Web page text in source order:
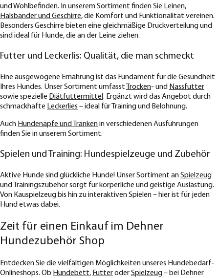
und Wohlbefinden. In unserem Sortiment finden Sie Leinen,
Halsbänder und Geschirre, die Komfort und Funktionalität vereinen.
Besonders Geschirre bieten eine gleichmäßige Druckverteilung und
sind ideal für Hunde, die an der Leine ziehen.
Futter und Leckerlis: Qualität, die man schmeckt
Eine ausgewogene Ernährung ist das Fundament für die Gesundheit
Ihres Hundes. Unser Sortiment umfasst
Trocken- und Nassfutter
sowie spezielle Diätfuttermittel . Ergänzt wird das Angebot durch
schmackhafte Leckerlies – ideal für Training und Belohnung.
Auch Hundenäpfe und Tränkenin verschiedenen Ausführungen
finden Sie in unserem Sortiment.
Spielen und Training: Hundespielzeuge und Zubehör
Aktive Hunde sind glückliche Hunde! Unser Sortiment anSpielzeug
und Trainingszubehör sorgt für körperliche und geistige Auslastung.
Von Kauspielzeug bis hin zu interaktiven Spielen – hier ist für jeden
Hund etwas dabei.
Zeit für einen Einkauf im Dehner
Hundezubehör Shop
Entdecken Sie die vielfältigen Möglichkeiten unseres Hundebedarf-
Onlineshops. Ob Hundebett, FutteroderSpielzeug– bei Dehner